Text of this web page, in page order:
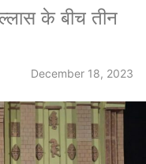
के बीच तीन
December 18, 2023